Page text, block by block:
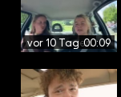
vor 10 Tagen00:09